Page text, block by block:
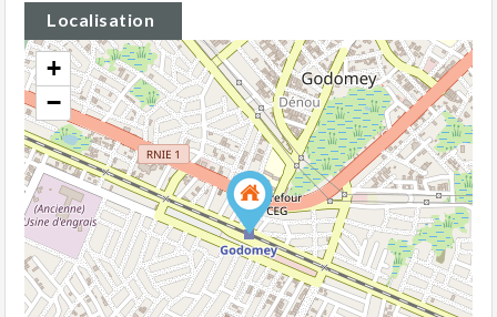
Localisation
+
−